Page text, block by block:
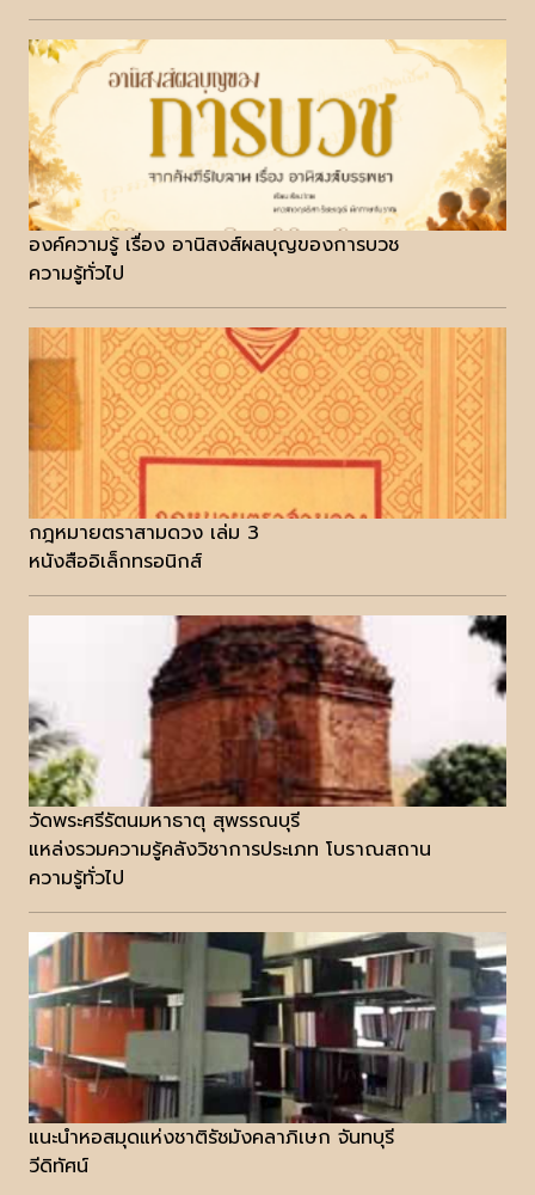
องค์ความรู้ เรื่อง อานิสงส์ผลบุญของการบวช
ความรู้ทั่วไป
กฎหมายตราสามดวง เล่ม 3
หนังสืออิเล็กทรอนิกส์
วัดพระศรีรัตนมหาธาตุ สุพรรณบุรี
แหล่งรวมความรู้คลังวิชาการประเภท โบราณสถาน
ความรู้ทั่วไป
แนะนำหอสมุดแห่งชาติรัชมังคลาภิเษก จันทบุรี
วีดิทัศน์